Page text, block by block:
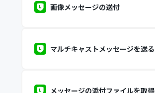
画像メッセージの送付
マルチキャストメッセージを送る
メッセージの添付ファイルを取得